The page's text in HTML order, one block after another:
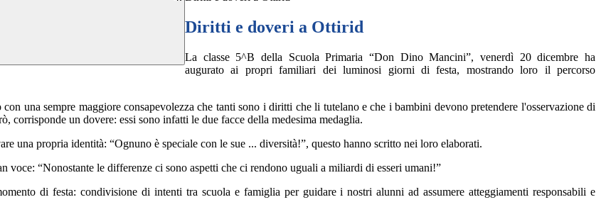
Diritti e doveri a Ottirid
La classe 5^B della Scuola Primaria “Don Dino Mancini”, venerdì 20 dicembre ha
augurato ai propri familiari dei luminosi giorni di festa, mostrando loro il percorso
una sempre maggiore consapevolezza che tanti sono i diritti che li tutelano e che i bambini devono pretendere l'osservazione di
corrisponde un dovere: essi sono infatti le due facce della medesima medaglia.
una propria identità: “Ognuno è speciale con le sue ... diversità!”, questo hanno scritto nei loro elaborati.
“Nonostante le differenze ci sono aspetti che ci rendono uguali a miliardi di esseri umani!”
di festa: condivisione di intenti tra scuola e famiglia per guidare i nostri alunni ad assumere atteggiamenti responsabili e